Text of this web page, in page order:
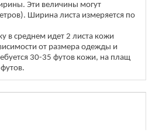
Эти величины могут
Ширина листа измеряется по
в среднем идет 2 листа кожи
от размера одежды и
30-35 футов кожи, на плащ